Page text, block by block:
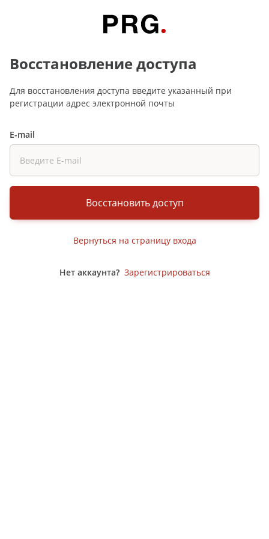
Восстановление доступа
Для восстановления доступа введите указанный при
регистрации адрес электронной почты
E-mail
Восстановить доступ
Вернуться на страницу входа
Нет аккаунта? Зарегистрироваться